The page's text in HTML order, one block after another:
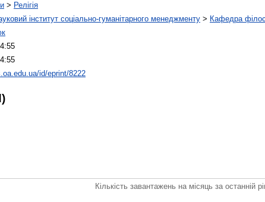
> Релігія
інститут соціально-гуманітарного менеджменту > Кафедра
id/eprint/8222
Кількість завантажень на місяць за останній